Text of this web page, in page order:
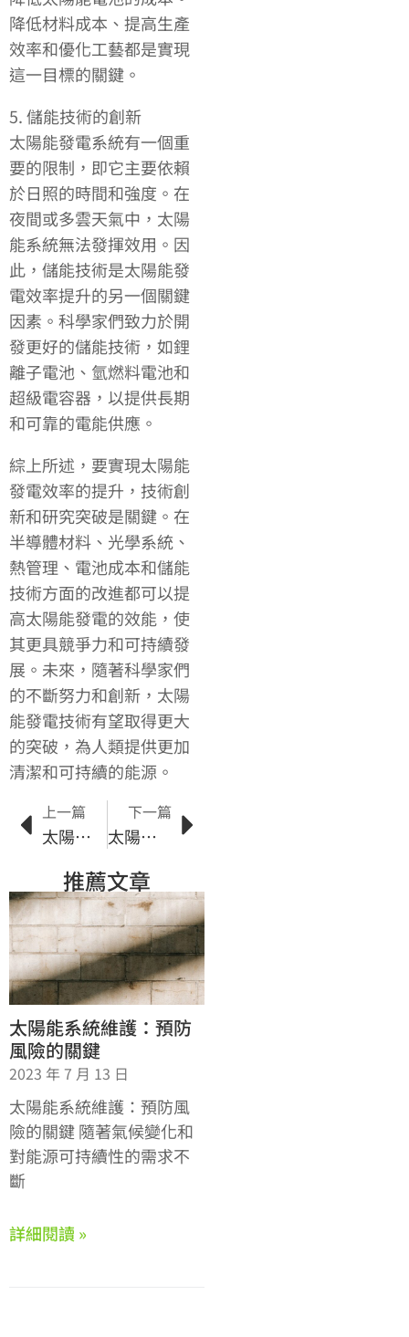
降低材料成本、提高生產
效率和優化工藝都是實現
這一目標的關鍵。
5. 儲能技術的創新
太陽能發電系統有一個重
要的限制，即它主要依賴
於日照的時間和強度。在
夜間或多雲天氣中，太陽
能系統無法發揮效用。因
此，儲能技術是太陽能發
電效率提升的另一個關鍵
因素。科學家們致力於開
發更好的儲能技術，如鋰
離子電池、氫燃料電池和
超級電容器，以提供長期
和可靠的電能供應。
綜上所述，要實現太陽能
發電效率的提升，技術創
新和研究突破是關鍵。在
半導體材料、光學系統、
熱管理、電池成本和儲能
技術方面的改進都可以提
高太陽能發電的效能，使
其更具競爭力和可持續發
展。未來，隨著科學家們
的不斷努力和創新，太陽
能發電技術有望取得更大
的突破，為人類提供更加
清潔和可持續的能源。
上一篇
太陽能儲能系統的工作原理和技術解析
下一篇
太陽能工業的發展趨勢與未來前景
推薦文章
太陽能系統維護：預防
風險的關鍵
2023 年 7 月 13 日
太陽能系統維護：預防風
險的關鍵 隨著氣候變化和
對能源可持續性的需求不
斷
詳細閱讀 »